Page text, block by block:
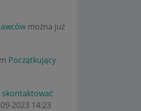
można już
Początkujący
skontaktować
2023 14:23